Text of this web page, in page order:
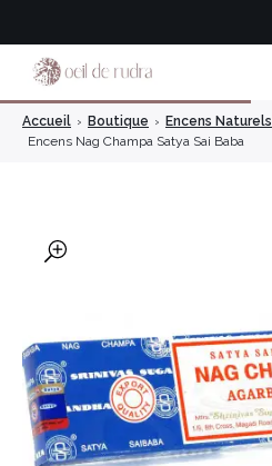
🔍
Accueil › Boutique › Encens Naturels
Encens Nag Champa Satya Sai Baba
Boutique
Encens en résine
Encens Bâtonnets